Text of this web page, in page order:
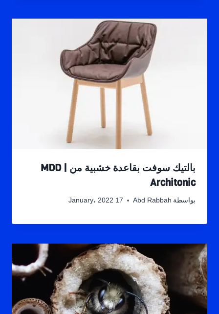
بالتيك سوفت بقاعدة خشبية من MDD |
Architonic
بواسطة Abd Rabbah 17 January، 2022